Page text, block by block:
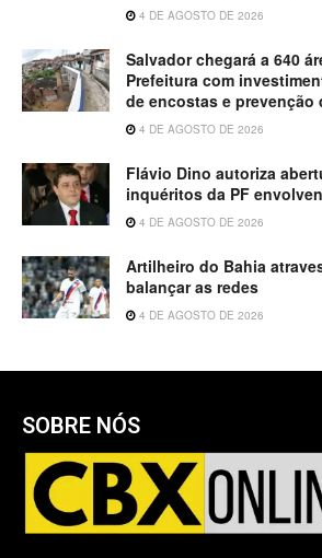
4 DE AGOSTO DE 2026
Salvador chegará a 640
Prefeitura com
de encostas e prevenção
4 DE AGOSTO DE 2026
Flávio Dino autoriza
inquéritos da PF
4 DE AGOSTO DE 2026
Artilheiro do Bahia
balançar as redes
4 DE AGOSTO DE 2026
SOBRE NÓS